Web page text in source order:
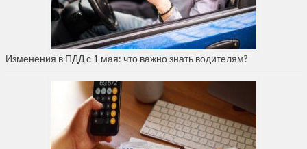
Изменения в ПДД с 1 мая: что важно знать водителям?